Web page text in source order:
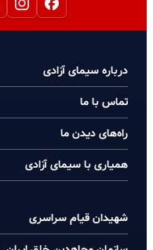
درباره سیمای آزادی
تماس با ما
راه‌های دیدن ما
همیاری با سیمای آزادی
شهیدان قیام سراسری